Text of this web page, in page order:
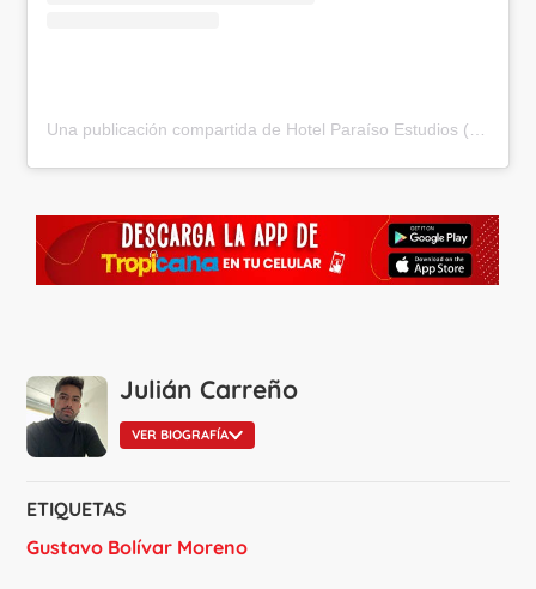
Julián Carreño
VER BIOGRAFÍA
ETIQUETAS
Gustavo Bolívar Moreno